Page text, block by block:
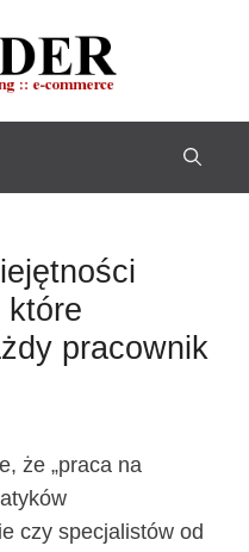
które
pracownik
że „praca na
czy specjalistów od